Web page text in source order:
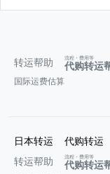
转运帮助 代购转运
流程・费用等
国际运费估算
日本转运 代购转运
转运帮助 代购转运
流程・费用等